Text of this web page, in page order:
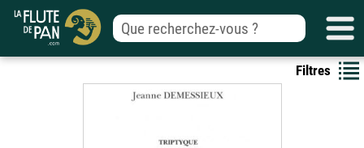
Filtres